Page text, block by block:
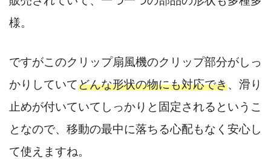
様。
ですがこのクリップ扇風機のクリップ部分がしっ
かりしていてどんな形状の物にも対応でき、滑り
止めが付いていてしっかりと固定されるというこ
となので、移動の最中に落ちる心配もなく安心し
て使えますね。